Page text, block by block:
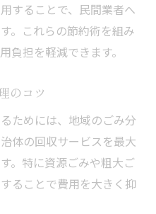
することで、民間業者へ
。これらの節約術を組み
負担を軽減できます。
のコツ
ためには、地域のごみ分
体の回収サービスを最大
。特に資源ごみや粗大ご
ることで費用を大きく抑